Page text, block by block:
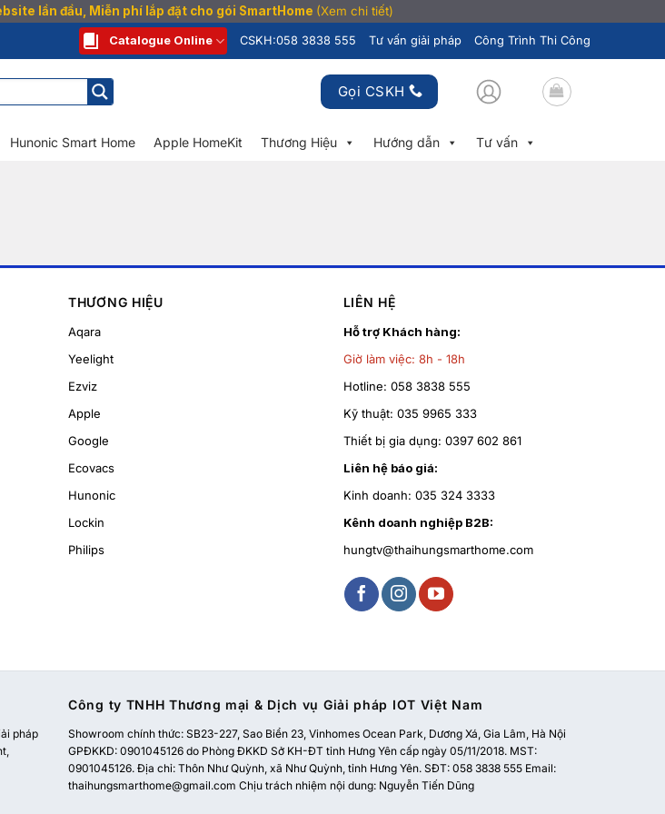
lần đầu, Miễn phí lắp đặt cho gói SmartHome (Xem chi tiết)
Catalogue Online CSKH:058 3838 555 Tư vấn giải pháp Công Trình Thi Công
Gọi CSKH
Hunonic Smart Home Apple HomeKit Thương Hiệu Hướng dẫn Tư vấn
THƯƠNG HIỆU
Aqara
Yeelight
Ezviz
Apple
Google
Ecovacs
Hunonic
Lockin
Philips
LIÊN HỆ
Hỗ trợ Khách hàng:
Giờ làm việc: 8h - 18h
Hotline: 058 3838 555
Kỹ thuật: 035 9965 333
Thiết bị gia dụng: 0397 602 861
Liên hệ báo giá:
Kinh doanh: 035 324 3333
Kênh doanh nghiệp B2B:
hungtv@thaihungsmarthome.com
pháp
Công ty TNHH Thương mại & Dịch vụ Giải pháp IOT Việt Nam
Showroom chính thức: SB23-227, Sao Biển 23, Vinhomes Ocean Park, Dương Xá, Gia Lâm, Hà Nội
GPĐKKD: 0901045126 do Phòng ĐKKD Sở KH-ĐT tỉnh Hưng Yên cấp ngày 05/11/2018. MST:
0901045126. Địa chỉ: Thôn Như Quỳnh, xã Như Quỳnh, tỉnh Hưng Yên. SĐT: 058 3838 555 Email:
thaihungsmarthome@gmail.com Chịu trách nhiệm nội dung: Nguyễn Tiến Dũng